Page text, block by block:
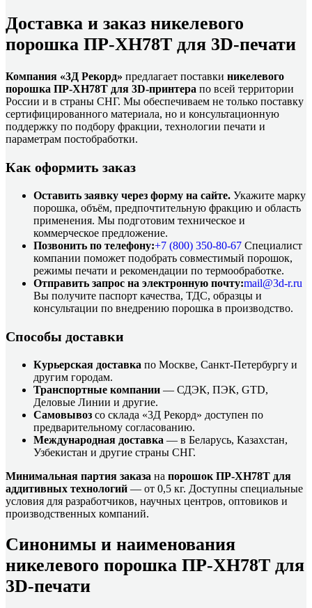
Доставка и заказ никелевого
порошка ПР-ХН78Т для 3D-печати
Компания «3Д Рекорд» предлагает поставки никелевого
порошка ПР-ХН78Т для 3D-принтера по всей территории
России и в страны СНГ. Мы обеспечиваем не только поставку
сертифицированного материала, но и консультационную
поддержку по подбору фракции, технологии печати и
параметрам постобработки.
Как оформить заказ
Оставить заявку через форму на сайте. Укажите марку
порошка, объём, предпочтительную фракцию и область
применения. Мы подготовим техническое и
коммерческое предложение.
Позвонить по телефону:+7 (800) 350-80-67 Специалист
компании поможет подобрать совместимый порошок,
режимы печати и рекомендации по термообработке.
Отправить запрос на электронную почту:mail@3d-r.ru
Вы получите паспорт качества, ТДС, образцы и
консультации по внедрению порошка в производство.
Способы доставки
Курьерская доставка по Москве, Санкт-Петербургу и
другим городам.
Транспортные компании — СДЭК, ПЭК, GTD,
Деловые Линии и другие.
Самовывоз со склада «3Д Рекорд» доступен по
предварительному согласованию.
Международная доставка — в Беларусь, Казахстан,
Узбекистан и другие страны СНГ.
Минимальная партия заказа на порошок ПР-ХН78Т для
аддитивных технологий — от 0,5 кг. Доступны специальные
условия для разработчиков, научных центров, оптовиков и
производственных компаний.
Синонимы и наименования
никелевого порошка ПР-ХН78Т для
3D-печати